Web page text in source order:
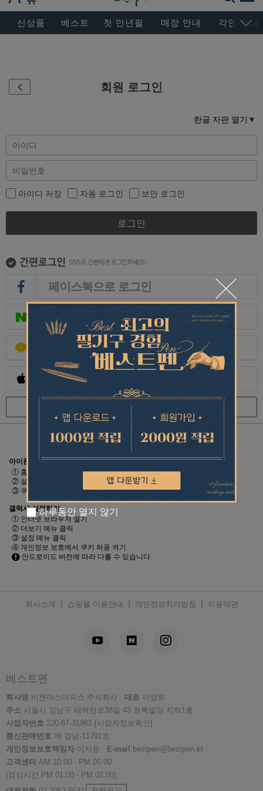
BESEN MASTERPIECE, SINCE 2004
신상품 베스트 첫 만년필 매장 안내 각인 안내
회원 로그인
한글 자판 열기
아이디 저장 자동 로그인 보안 로그인
로그인
페이스북으로 로그인
네이버로 로그인
카카오로 로그인
Apple로 로그인
[로그인/비회원구매가 안될시 체크사항]
휴대폰 브라우저의 쿠키를 허용해야 합니다.
아이폰 설정하기
① 홈 화면에 설정 클릭
② 설정 메뉴에서 Safari 클릭
③ 쿠키 차단을 항상 허용으로 변경
갤럭시 설정하기
① 인터넷 브라우저 열기
② 더보기 메뉴 클릭
③ 설정 메뉴 클릭
④ 개인정보 보호에서 쿠키 허용 켜기
안드로이드 버전에 따라 다를 수 있습니다.
회사소개 쇼핑몰 이용안내 개인정보처리방침 이용약관
베스트펜
회사명 비젠마스터피스 주식회사 대표 이양희
주소 서울시 강남구 테헤란로38길 43 청록빌딩 지하1층
사업자번호 220-87-31961 [사업자정보확인]
통신판매번호 제 강남-11791호
개인정보보호책임자 이지윤 E-mail
bestpen@bestpen.kr
고객센터 AM 10:00 - PM 05:00
(점심시간 PM 01:00 - PM 02:00)
하루동안 열지 않기